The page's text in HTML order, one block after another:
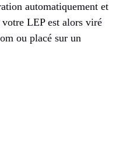
automatiquement et
LEP est alors viré
ou placé sur un